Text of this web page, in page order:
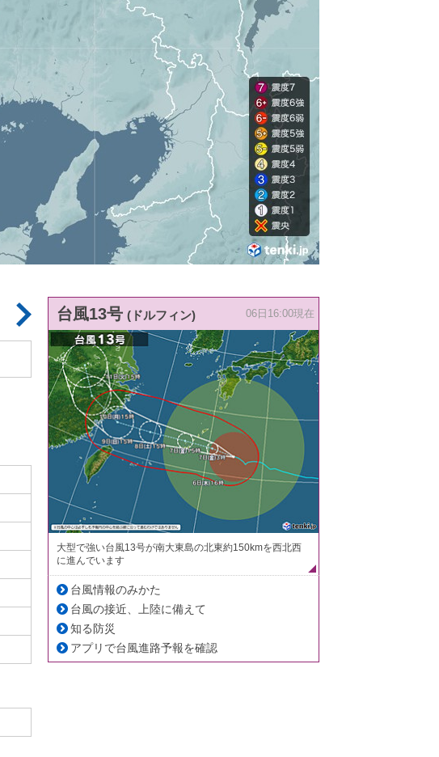
台風13号 (ドルフィン) 06日16:00現在
大型で強い台風13号が南大東島の北東約150kmを西北西
に進んでいます
台風情報のみかた
台風の接近、上陸に備えて
知る防災
アプリで台風進路予報を確認